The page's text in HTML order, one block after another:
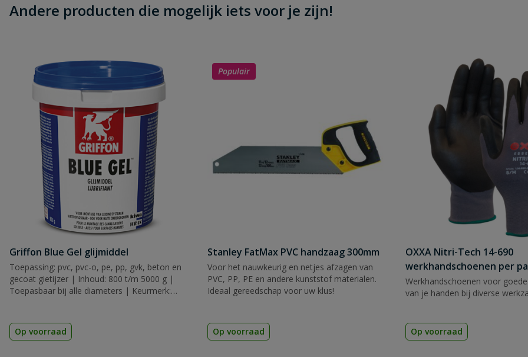
Andere producten die mogelijk iets voor je zijn!
Griffon Blue Gel glijmiddel
Toepassing: pvc, pvc-o, pe, pp, gvk, beton en
gecoat gietijzer | Inhoud: 800 t/m 5000 g |
Toepasbaar bij alle diameters | Keurmerk:
Op voorraad
Populair
Stanley FatMax PVC handzaag 300mm
Voor het nauwkeurig en netjes afzagen van
PVC, PP, PE en andere kunststof materialen.
Ideaal gereedschap voor uw klus!
Op voorraad
OXXA Nitri-Tech 14-690
werkhandschoenen per
Werkhandschoenen voor
van je handen bij diverse
Op voorraad